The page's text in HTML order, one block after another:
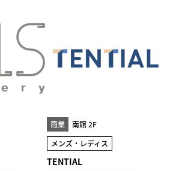
商業
南館 2F
メンズ・レディス
TENTIAL